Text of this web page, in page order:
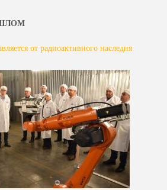
от радиоактивного наследия